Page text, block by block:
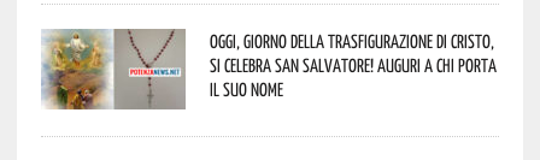
Oggi, giorno della Trasfigurazione di Cristo,
si celebra San Salvatore! Auguri a chi porta
il suo nome